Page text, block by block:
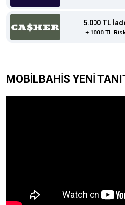
5.000 TL
+ 1000 TL
MOBİLBAHİS YENİ